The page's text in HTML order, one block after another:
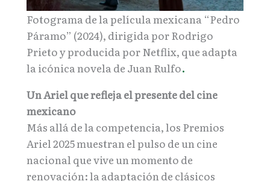
Fotograma de la película mexicana “Pedro
Páramo” (2024), dirigida por Rodrigo
Prieto y producida por Netflix, que adapta
la icónica novela de Juan Rulfo.
Un Ariel que refleja el presente del cine
mexicano
Más allá de la competencia, los Premios
Ariel 2025 muestran el pulso de un cine
nacional que vive un momento de
renovación: la adaptación de clásicos